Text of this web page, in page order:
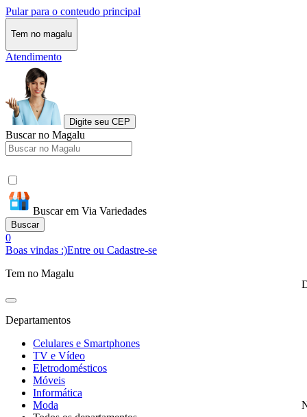
Pular para o conteudo principal
Tem no magalu
Atendimento
Digite seu CEP
Buscar no Magalu
Buscar em Via Variedades
Buscar
0
Boas vindas :)Entre ou Cadastre-se
Tem no Magalu
Departamentos
Celulares e Smartphones
TV e Vídeo
Eletrodomésticos
Móveis
Informática
Moda